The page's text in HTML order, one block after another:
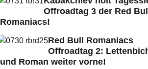
Offroadtag 3 der Red
Romaniacs!
Red Bull Romaniacs
Offroadtag 2:
und Roman weiter vorne!